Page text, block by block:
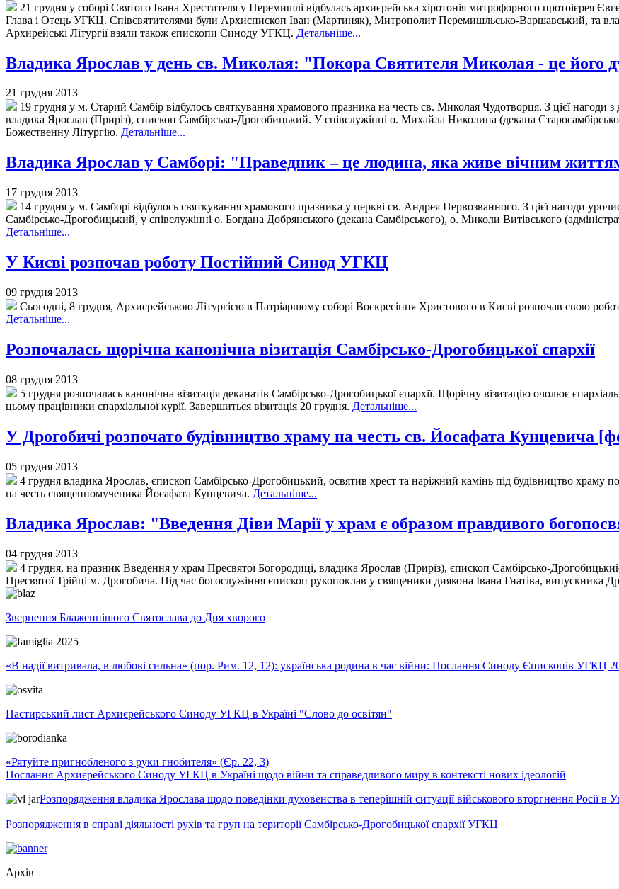
21 грудня у соборі Святого Івана Хрестителя у Перемишлі відбулась архиєрейська хіротонія митрофорного протоієрея
Глава і Отець УГКЦ. Співсвятителями були Архиєпископ Іван (Мартиняк), Митрополит Перемишльсько-Варшавський, та
Архирейські Літургії взяли також єпископи Синоду УГКЦ. Детальніше...
Владика Ярослав у день св. Миколая: "Покора Святителя Миколая - це його
21 грудня 2013
19 грудня у м. Старий Самбір відбулось святкування храмового празника на честь св. Миколая Чудотворця. З цієї нагоди
владика Ярослав (Приріз), єпископ Самбірсько-Дрогобицький. У співслужінні о. Михайла Николина (декана
Божественну Літургію. Детальніше...
Владика Ярослав у Самборі: "Праведник – це людина, яка живе вічним
17 грудня 2013
14 грудня у м. Самборі відбулось святкування храмового празника у церкві св. Андрея Первозванного. З цієї нагоди
Самбірсько-Дрогобицький, у співслужінні о. Богдана Добрянського (декана Самбірського), о. Миколи Витівського
Детальніше...
У Києві розпочав роботу Постійний Синод УГКЦ
09 грудня 2013
Сьогодні, 8 грудня, Архиєрейською Літургією в Патріаршому соборі Воскресіння Христового в Києві розпочав свою
Детальніше...
Розпочалась щорічна канонічна візитація Самбірсько-Дрогобицької єпархії
08 грудня 2013
5 грудня розпочалась канонічна візитація деканатів Самбірсько-Дрогобицької єпархії. Щорічну візитацію очолює
цьому працівники єпархіальної курії. Завершиться візитація 20 грудня. Детальніше...
У Дрогобичі розпочато будівництво храму на честь св. Йосафата Кунцевича
05 грудня 2013
4 грудня владика Ярослав, єпископ Самбірсько-Дрогобицький, освятив хрест та наріжний камінь під будівництво храму
на честь священномученика Йосафата Кунцевича. Детальніше...
Владика Ярослав: "Введення Діви Марії у храм є образом правдивого
04 грудня 2013
4 грудня, на празник Введення у храм Пресвятої Богородиці, владика Ярослав (Приріз), єпископ Самбірсько-
Пресвятої Трійці м. Дрогобича. Під час богослужіння єпископ рукопоклав у священики диякона Івана Гнатіва, випускника
Звернення Блаженнішого Святослава до Дня хворого
«В надії витривала, в любові сильна» (пор. Рим. 12, 12): українська родина в час війни: Послання Синоду Єпископів УГКЦ
Пастирський лист Архиєрейського Синоду УГКЦ в Україні "Слово до освітян"
«Рятуйте пригнобленого з руки гнобителя» (Єр. 22, 3)
Послання Архиєрейського Синоду УГКЦ в Україні щодо війни та справедливого миру в контексті нових ідеологій
Розпорядження владика Ярослава щодо поведінки духовенства в теперішній ситуації військового вторгнення Росії в
Розпорядження в справі діяльності рухів та груп на території Самбірсько-Дрогобицької єпархії УГКЦ
Архів